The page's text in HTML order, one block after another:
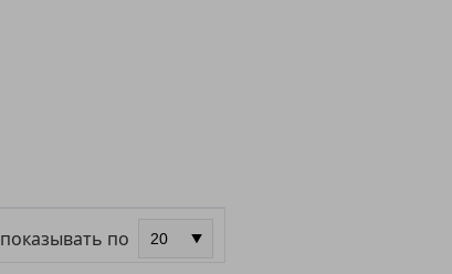
показывать по